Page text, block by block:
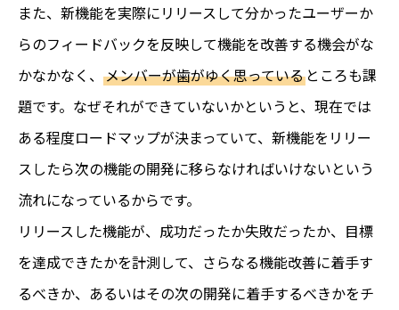
また、新機能を実際にリリースして分かったユーザーか
らのフィードバックを反映して機能を改善する機会がな
かなかなく、 メンバーが歯がゆく思っている ところも課
題です。なぜそれができていないかというと、現在では
ある程度ロードマップが決まっていて、新機能をリリー
スしたら次の機能の開発に移らなければいけないという
流れになっているからです。
リリースした機能が、成功だったか失敗だったか、目標
を達成できたかを計測して、さらなる機能改善に着手す
るべきか、あるいはその次の開発に着手するべきかをチ